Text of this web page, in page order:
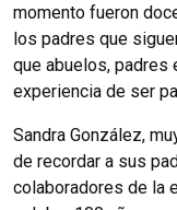
momento fueron
los padres que
que abuelos, padres
experiencia de ser
Sandra González,
de recordar a sus
colaboradores de la